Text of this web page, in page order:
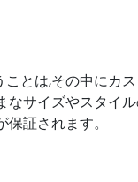
とは,その中にカ
サイズやスタイ
証されます。